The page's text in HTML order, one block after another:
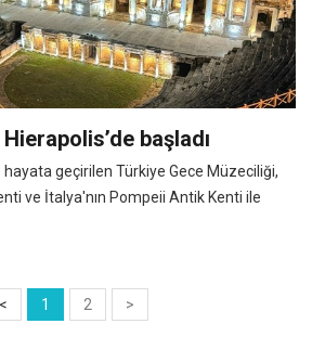
başladı
hayata geçirilen Türkiye Gece Müzeciliği,
ve İtalya'nın Pompeii Antik Kenti ile
< 1 2 >